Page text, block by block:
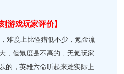
游戏玩家评价】
难度上比怪猎低不少，氪金流
，但氪度是不高的，无氪玩家
的，英雄六命听起来难实际上